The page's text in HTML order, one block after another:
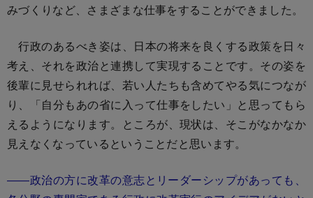
みづくりなど、さまざまな仕事をすることができました。
行政のあるべき姿は、日本の将来を良くする政策を日々
考え、それを政治と連携して実現することです。その姿を
後輩に見せられれば、若い人たちも含めてやる気につなが
り、「自分もあの省に入って仕事をしたい」と思ってもら
えるようになります。ところが、現状は、そこがなかなか
見えなくなっているということだと思います。
――政治の方に改革の意志とリーダーシップがあっても、